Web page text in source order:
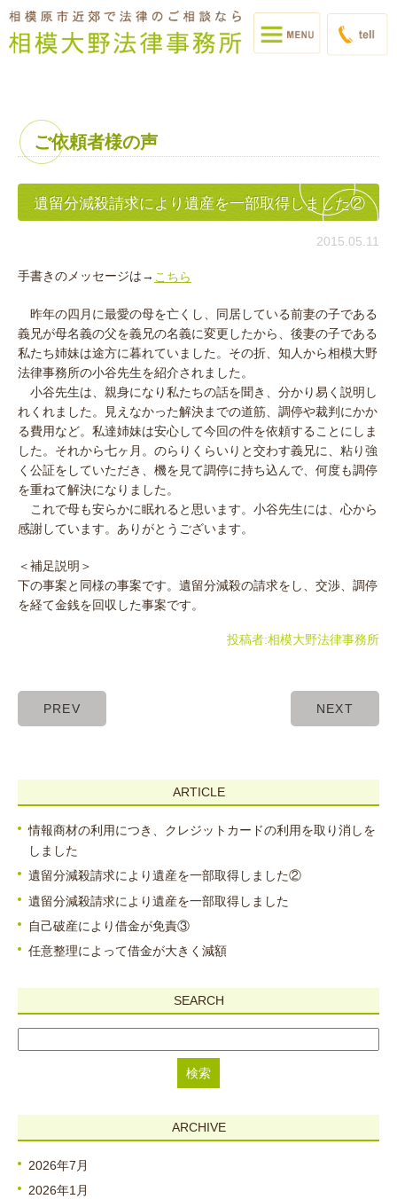
ご依頼者様の声
遺留分減殺請求により遺産を一部取得しました②
2015.05.11
手書きのメッセージは→ こちら
昨年の四月に最愛の母を亡くし、同居している前妻の子である
義兄が母名義の父を義兄の名義に変更したから、後妻の子である
私たち姉妹は途方に暮れていました。その折、知人から相模大野
法律事務所の小谷先生を紹介されました。
小谷先生は、親身になり私たちの話を聞き、分かり易く説明し
れくれました。見えなかった解決までの道筋、調停や裁判にかか
る費用など。私達姉妹は安心して今回の件を依頼することにしま
した。それから七ヶ月。のらりくらいりと交わす義兄に、粘り強
く公証をしていただき、機を見て調停に持ち込んで、何度も調停
を重ねて解決になりました。
これで母も安らかに眠れると思います。小谷先生には、心から
感謝しています。ありがとうございます。
＜補足説明＞
下の事案と同様の事案です。遺留分減殺の請求をし、交渉、調停
を経て金銭を回収した事案です。
投稿者:相模大野法律事務所
PREV NEXT
ARTICLE
情報商材の利用につき、クレジットカードの利用を取り消しを
しました
遺留分減殺請求により遺産を一部取得しました②
遺留分減殺請求により遺産を一部取得しました
自己破産により借金が免責③
任意整理によって借金が大きく減額
SEARCH
ARCHIVE
2026年7月
2026年1月